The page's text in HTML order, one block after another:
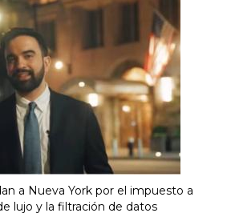
a Nueva York por el impuesto a
lujo y la filtración de datos